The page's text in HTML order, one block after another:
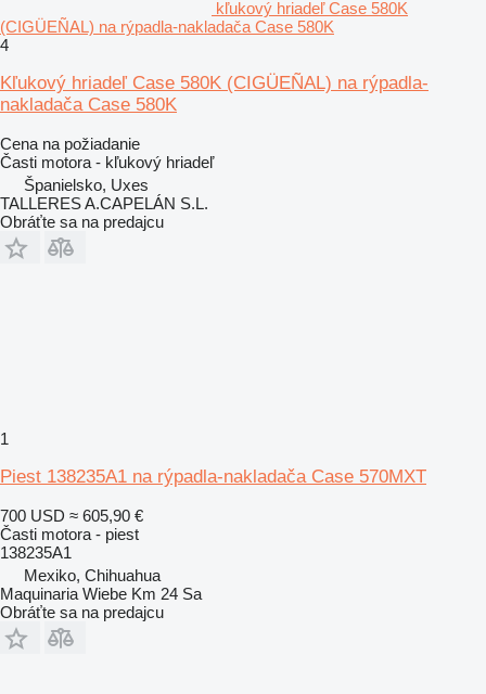
kľukový hriadeľ Case 580K
(CIGÜEÑAL) na rýpadla-nakladača Case 580K
4
Kľukový hriadeľ Case 580K (CIGÜEÑAL) na rýpadla-
nakladača Case 580K
Cena na požiadanie
Časti motora - kľukový hriadeľ
Španielsko, Uxes
TALLERES A.CAPELÁN S.L.
Obráťte sa na predajcu
1
Piest 138235A1 na rýpadla-nakladača Case 570MXT
700 USD ≈ 605,90 €
Časti motora - piest
138235A1
Mexiko, Chihuahua
Maquinaria Wiebe Km 24 Sa
Obráťte sa na predajcu